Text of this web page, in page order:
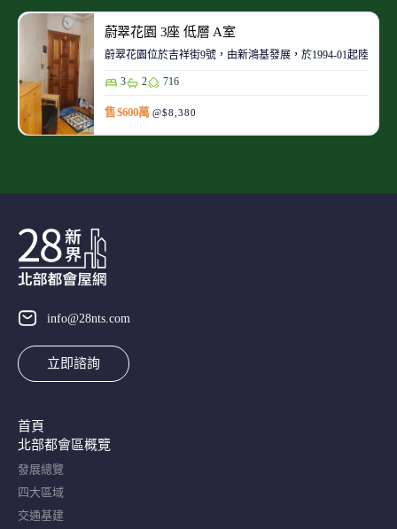
蔚翠花園 3座 低層 A室
蔚翠花園位於吉祥街9號，由新鴻基發展，於1994-01起陸續
3 2 716
售 $600萬 @$8,380
info@28nts.com
立即諮詢
首頁
北部都會區概覽​
發展總覽
四大區域
交通基建